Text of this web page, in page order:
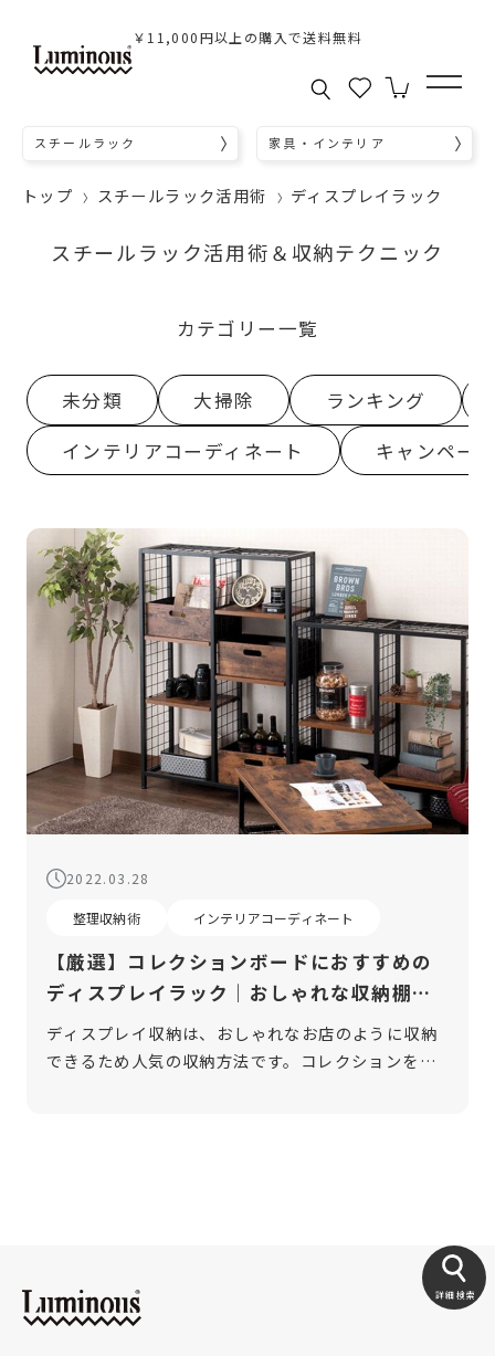
￥11,000円以上の購入で送料無料
スチールラック 家具・インテリア
トップ スチールラック活用術 ディスプレイラック
スチールラック活用術＆収納テクニック
カテゴリー一覧
未分類 大掃除
ランキング
インテリアコーディネート
キャンペー
2022.03.28
整理収納術 インテリアコーディネート
【厳選】コレクションボードにおすすめの
ディスプレイラック｜おしゃれな収納棚か
ら大型ラックまでご紹介
ディスプレイ収納は、おしゃれなお店のように収納
できるため人気の収納方法です。コレクションをお
詳細検索